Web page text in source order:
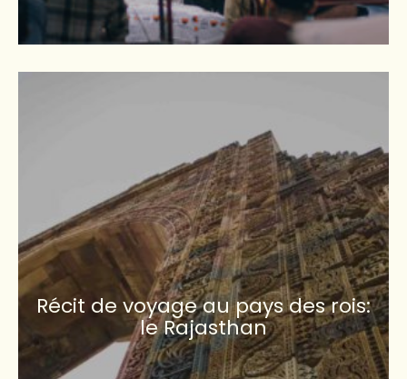
Récit de voyage au pays des rois:
le Rajasthan